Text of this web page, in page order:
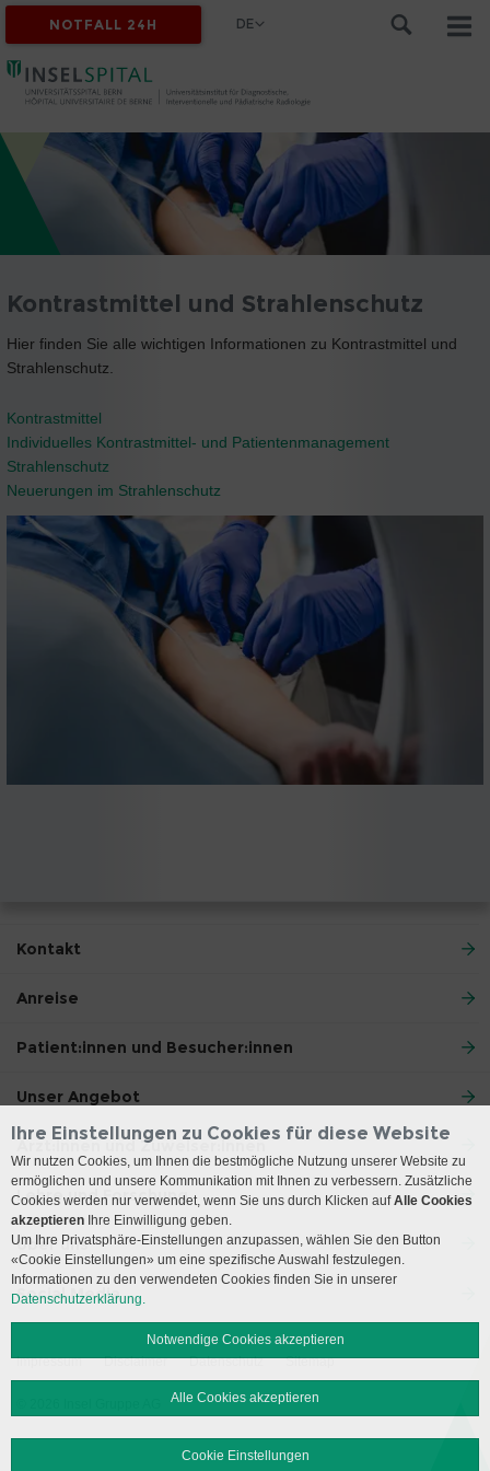
NOTFALL 24H DE
Kontrastmittel und Strahlenschutz
Hier finden Sie alle wichtigen Informationen zu Kontrastmittel und
Strahlenschutz.
Kontrastmittel
Individuelles Kontrastmittel- und Patientenmanagement
Strahlenschutz
Neuerungen im Strahlenschutz
Kontakt
Anreise
Patient:innen und Besucher:innen
Unser Angebot
Ärzt:innen und Zuweiser:innen
Lehre und Forschung
Über uns
Social Media
Impressum Disclaimer Datenschutz Sitemap
Ihre Einstellungen zu Cookies für diese Website
Wir nutzen Cookies, um Ihnen die bestmögliche Nutzung unserer Website zu
ermöglichen und unsere Kommunikation mit Ihnen zu verbessern. Zusätzliche
Cookies werden nur verwendet, wenn Sie uns durch Klicken aufAlle Cookies
akzeptieren Ihre Einwilligung geben.
Um Ihre Privatsphäre-Einstellungen anzupassen, wählen Sie den Button
«Cookie Einstellungen» um eine spezifische Auswahl festzulegen.
Informationen zu den verwendeten Cookies finden Sie in unserer
Datenschutzerklärung.
Notwendige Cookies akzeptieren
Alle Cookies akzeptieren
Cookie Einstellungen